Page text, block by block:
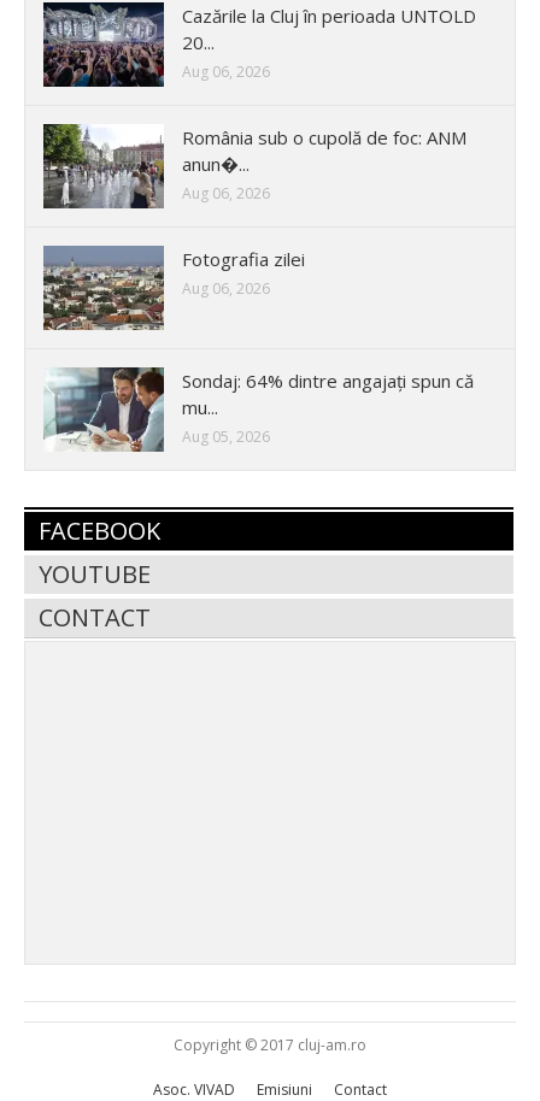
Cazările la Cluj în perioada UNTOLD
20...
Aug 06, 2026
România sub o cupolă de foc: ANM
anun�...
Aug 06, 2026
Fotografia zilei
Aug 06, 2026
Sondaj: 64% dintre angajați spun că
mu...
Aug 05, 2026
FACEBOOK
YOUTUBE
CONTACT
Copyright © 2017 cluj-am.ro
Asoc. VIVAD Emisiuni Contact